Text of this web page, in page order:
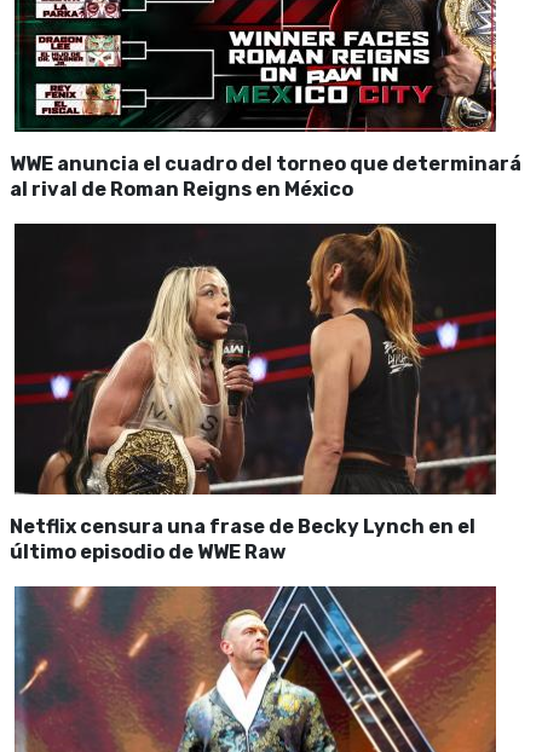
WWE anuncia el cuadro del torneo que determinará
al rival de Roman Reigns en México
Netflix censura una frase de Becky Lynch en el
último episodio de WWE Raw